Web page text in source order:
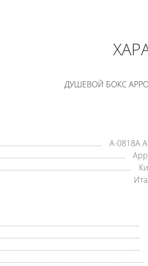
202 500РУБ
ДУШЕВОЙ БОКС
A-0818A